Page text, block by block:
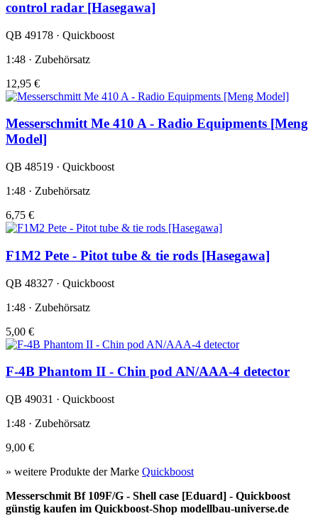
control radar [Hasegawa]
QB 49178 · Quickboost
1:48 · Zubehörsatz
12,95 €
Messerschmitt Me 410 A - Radio Equipments [Meng
Model]
QB 48519 · Quickboost
1:48 · Zubehörsatz
6,75 €
F1M2 Pete - Pitot tube & tie rods [Hasegawa]
QB 48327 · Quickboost
1:48 · Zubehörsatz
5,00 €
F-4B Phantom II - Chin pod AN/AAA-4 detector
QB 49031 · Quickboost
1:48 · Zubehörsatz
9,00 €
» weitere Produkte der Marke Quickboost
Messerschmit Bf 109F/G - Shell case [Eduard] - Quickboost
günstig kaufen im Quickboost-Shop modellbau-universe.de